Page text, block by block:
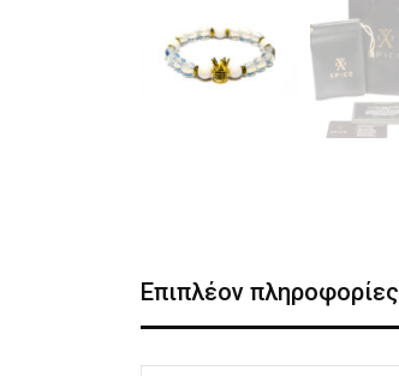
Επιπλέον πληροφορίες